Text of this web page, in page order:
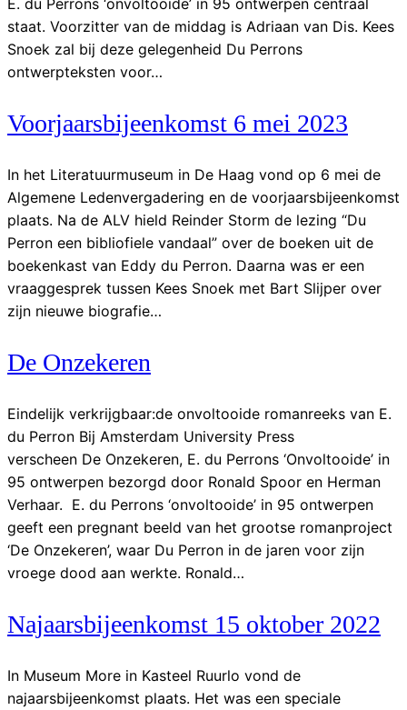
staat. Voorzitter van de middag is Adriaan van Dis. Kees
Snoek zal bij deze gelegenheid Du Perrons
ontwerpteksten voor…
Voorjaarsbijeenkomst 6 mei 2023
In het Literatuurmuseum in De Haag vond op 6 mei de
Algemene Ledenvergadering en de voorjaarsbijeenkomst
plaats. Na de ALV hield Reinder Storm de lezing “Du
Perron een bibliofiele vandaal” over de boeken uit de
boekenkast van Eddy du Perron. Daarna was er een
vraaggesprek tussen Kees Snoek met Bart Slijper over
zijn nieuwe biografie…
De Onzekeren
Eindelijk verkrijgbaar:de onvoltooide romanreeks van E.
du Perron Bij Amsterdam University Press
verscheen De Onzekeren, E. du Perrons ‘Onvoltooide’ in
95 ontwerpen bezorgd door Ronald Spoor en Herman
Verhaar. E. du Perrons ‘onvoltooide’ in 95 ontwerpen
geeft een pregnant beeld van het grootse romanproject
‘De Onzekeren’, waar Du Perron in de jaren voor zijn
vroege dood aan werkte. Ronald…
Najaarsbijeenkomst 15 oktober 2022
In Museum More in Kasteel Ruurlo vond de
najaarsbijeenkomst plaats. Het was een speciale